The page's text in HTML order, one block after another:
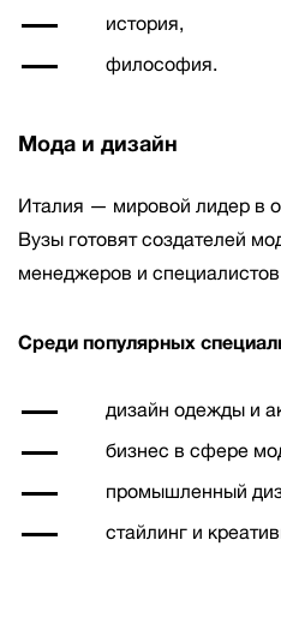
история,
философия.
Мода и дизайн
Италия — мировой лидер в
Вузы готовят создателей
менеджеров и
Среди популярных
дизайн одежды и
бизнес в сфере
промышленный
стайлинг и